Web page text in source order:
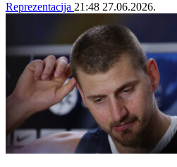
Reprezentacija 21:48 27.06.2026.